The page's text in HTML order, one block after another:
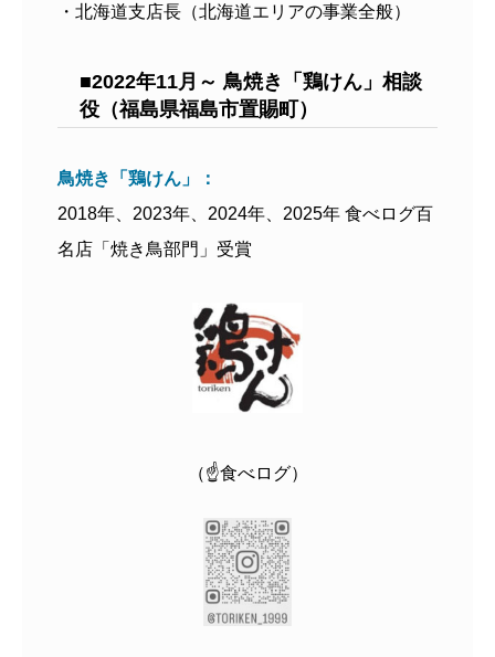
・北海道支店長（北海道エリアの事業全般）
■2022年11月～ 鳥焼き「鶏けん」相談
役（福島県福島市置賜町）
鳥焼き「鶏けん」：
2018年、2023年、2024年、2025年 食べログ百
名店「焼き鳥部門」受賞
（☝食べログ）